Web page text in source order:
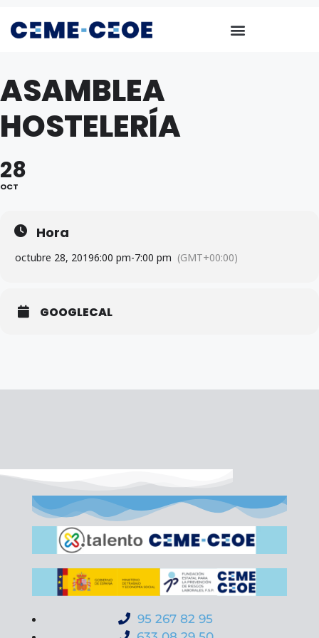
ASAMBLEA
HOSTELERÍA
28
OCT
Hora
octubre 28, 20196:00 pm-7:00 pm (GMT+00:00)
GOOGLECAL
95 267 82 95